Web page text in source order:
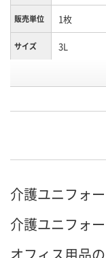
販売単位 1枚
サイズ 3L
号
お届け日 8月24日（月
数量
介護ユニフォー
介護ユニフォ